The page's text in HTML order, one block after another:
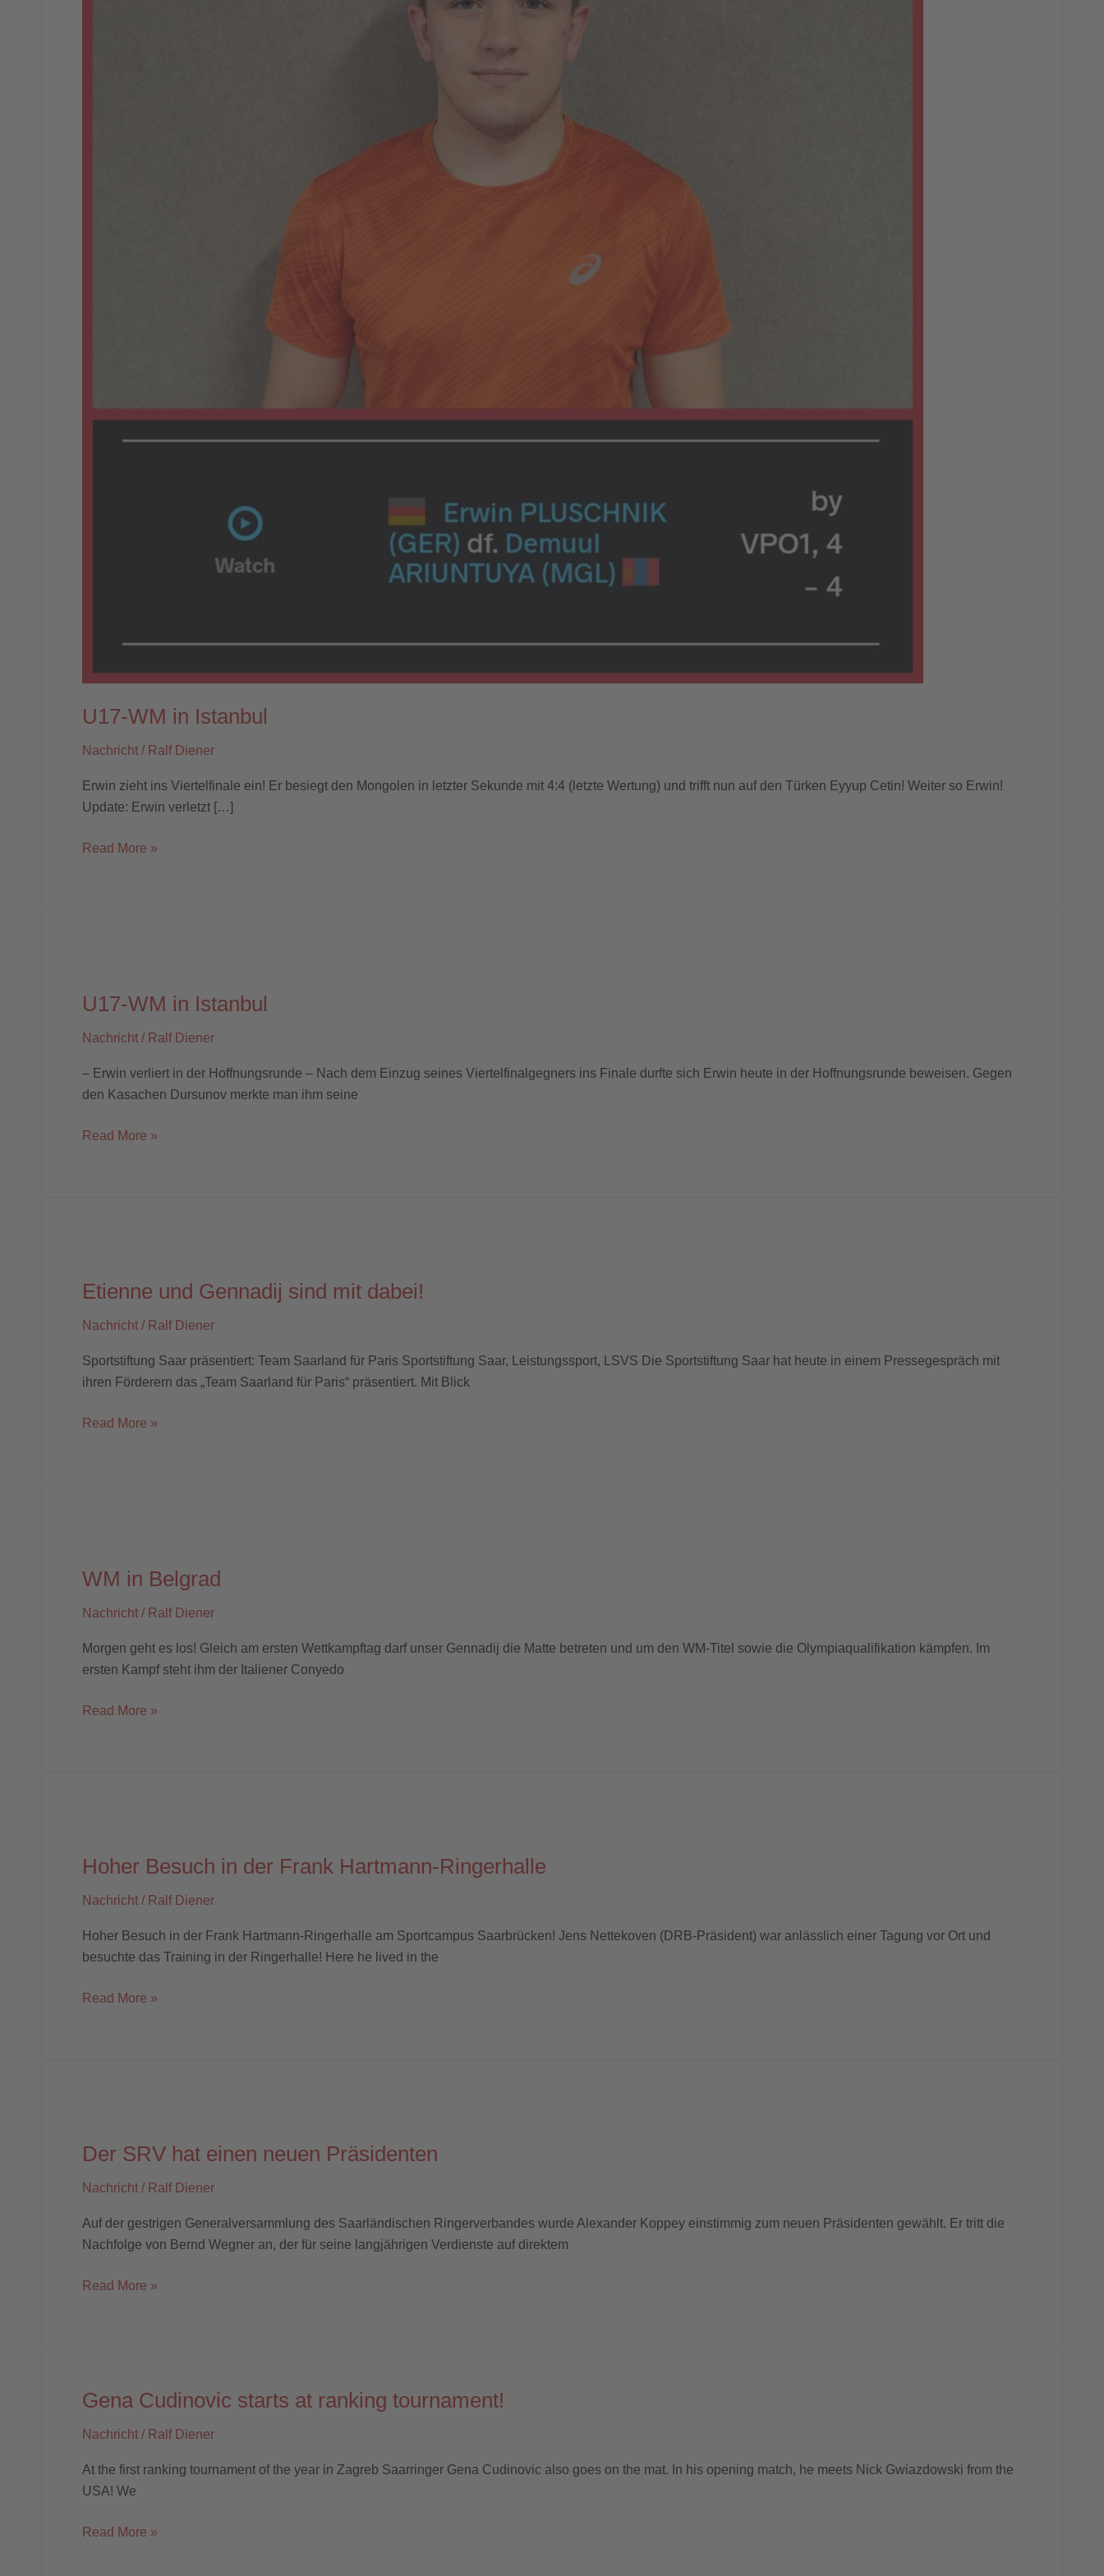
U17-WM in Istanbul
Nachricht / Ralf Diener
Erwin zieht ins Viertelfinale ein! Er besiegt den Mongolen in letzter Sekunde mit 4:4 (letzte Wertung) und trifft nun auf den Türken Eyyup Cetin! Weiter so Erwin!
Update: Erwin verletzt […]
Read More »
U17-WM in Istanbul
Nachricht / Ralf Diener
– Erwin verliert in der Hoffnungsrunde – Nach dem Einzug seines Viertelfinalgegners ins Finale durfte sich Erwin heute in der Hoffnungsrunde beweisen. Gegen
den Kasachen Dursunov merkte man ihm seine
Read More »
Etienne und Gennadij sind mit dabei!
Nachricht / Ralf Diener
Sportstiftung Saar präsentiert: Team Saarland für Paris Sportstiftung Saar, Leistungssport, LSVS Die Sportstiftung Saar hat heute in einem Pressegespräch mit
ihren Förderern das „Team Saarland für Paris“ präsentiert. Mit Blick
Gennadij
mit
dabei!
Read More »
WM in Belgrad
Nachricht / Ralf Diener
Morgen geht es los! Gleich am ersten Wettkampftag darf unser Gennadij die Matte betreten und um den WM-Titel sowie die Olympiaqualifikation kämpfen. Im
ersten Kampf steht ihm der Italiener Conyedo
Belgrad
Read More »
Hoher Besuch in der Frank Hartmann-Ringerhalle
Nachricht / Ralf Diener
Hoher Besuch in der Frank Hartmann-Ringerhalle am Sportcampus Saarbrücken! Jens Nettekoven (DRB-Präsident) war anlässlich einer Tagung vor Ort und
besuchte das Training in der Ringerhalle! Here he lived in the
in
Frank
Hartmann-
Ringerhalle
Read More »
Der SRV hat einen neuen Präsidenten
Nachricht / Ralf Diener
Auf der gestrigen Generalversammlung des Saarländischen Ringerverbandes wurde Alexander Koppey einstimmig zum neuen Präsidenten gewählt. Er tritt die
Nachfolge von Bernd Wegner an, der für seine langjährigen Verdienste auf direktem
hat
neuen
Präsidenten
Read More »
Gena Cudinovic starts at ranking tournament!
Nachricht / Ralf Diener
At the first ranking tournament of the year in Zagreb Saarringer Gena Cudinovic also goes on the mat. In his opening match, he meets Nick Gwiazdowski from the
USA! We
Gena
starts
Read More »